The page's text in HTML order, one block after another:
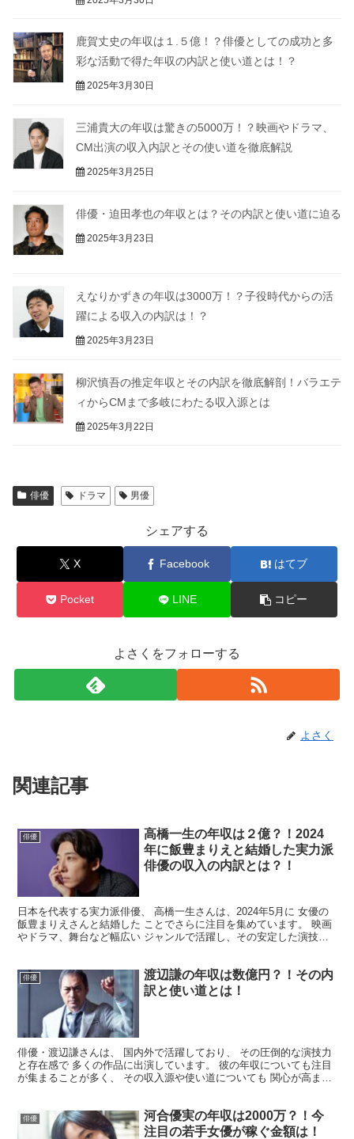
鹿賀丈史の年収は１.５億！？俳優としての成功と多
彩な活動で得た年収の内訳と使い道とは！？
2025年3月30日
三浦貴大の年収は驚きの5000万！？映画やドラマ、
CM出演の収入内訳とその使い道を徹底解説
2025年3月25日
俳優・迫田孝也の年収とは？その内訳と使い道に迫る
2025年3月23日
えなりかずきの年収は3000万！？子役時代からの活
躍による収入の内訳は！？
2025年3月23日
柳沢慎吾の推定年収とその内訳を徹底解剖！バラエテ
ィからCMまで多岐にわたる収入源とは
2025年3月22日
俳優 ドラマ 男優
シェアする
X Facebook はてブ
Pocket LINE コピー
よさくをフォローする
よさく
関連記事
俳優
高橋一生の年収は２億？！2024
年に飯豊まりえと結婚した実力派
俳優の収入の内訳とは？！
日本を代表する実力派俳優、 高橋一生さんは、2024年5月に 女優の
飯豊まりえさんと結婚した ことでさらに注目を集めています。 映画
やドラマ、舞台など幅広い ジャンルで活躍し、その安定した演技力
俳優
渡辺謙の年収は数億円？！その内
訳と使い道とは！
俳優・渡辺謙さんは、 国内外で活躍しており、 その圧倒的な演技力
と存在感で 多くの作品に出演しています。 彼の年収についても注目
が集まることが多く、 その収入源や使い道についても 関心が高まっ
俳優
河合優実の年収は2000万？！今
注目の若手女優が稼ぐ金額は！